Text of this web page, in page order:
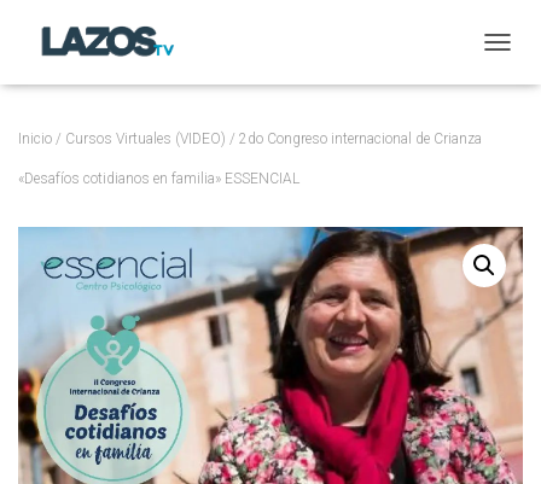
Inicio / Cursos Virtuales (VIDEO) / 2do Congreso internacional de Crianza
«Desafíos cotidianos en familia» ESSENCIAL